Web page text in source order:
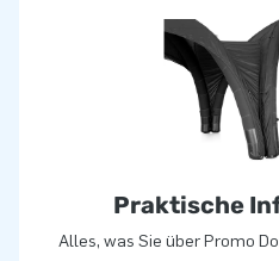
Diese Zelte können sogar an
verwendet werden, wenn Sie
erwerben. Kurz gesagt, mit
Sie eine einfach aufzustellende
Überdachung, die sich für
Praktische
Alles, was Sie über Promo